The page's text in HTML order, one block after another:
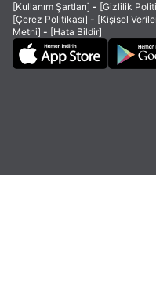
[Kullanım Şartları] - [Gizlilik
[Çerez Politikası] - [Kişisel
Metni] - [Hata Bildir]